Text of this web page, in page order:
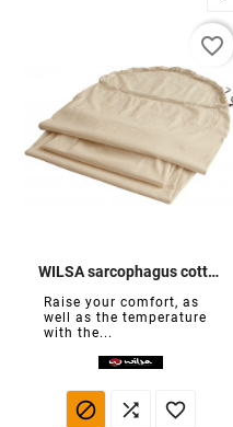
WILSA sarcophagus cotton bag sheet
Raise your comfort, as
well as the temperature
with the...
  
favorite_border